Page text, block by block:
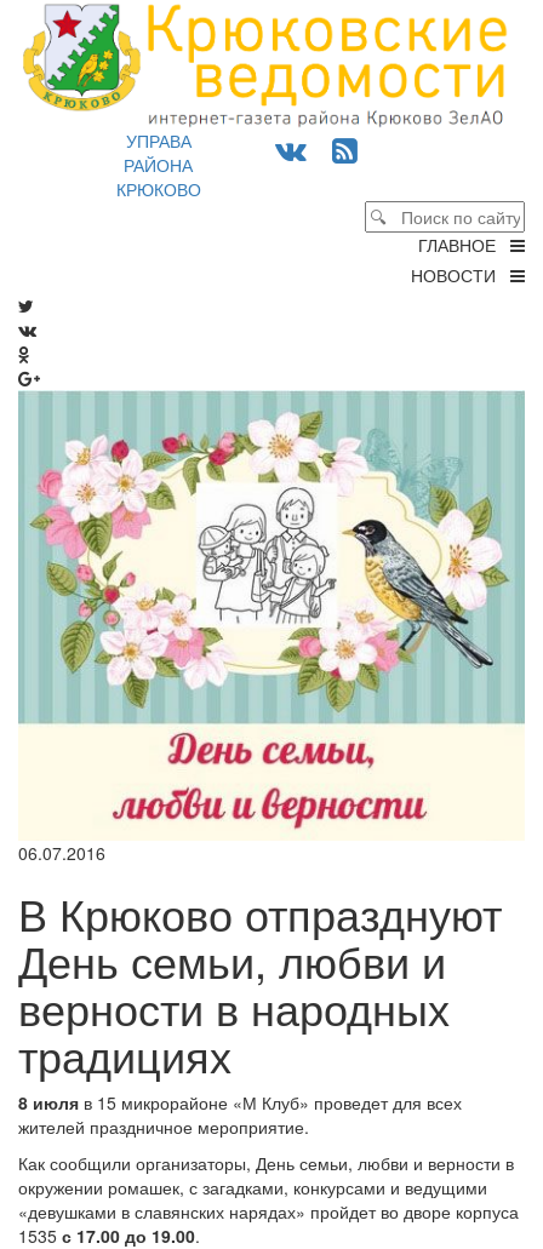
УПРАВА
РАЙОНА
КРЮКОВО
ГЛАВНОЕ
НОВОСТИ
06.07.2016
В Крюково отпразднуют
День семьи, любви и
верности в народных
традициях
8 июля в 15 микрорайоне «М Клуб» проведет для всех
жителей праздничное мероприятие.
Как сообщили организаторы, День семьи, любви и верности в
окружении ромашек, с загадками, конкурсами и ведущими
«девушками в славянских нарядах» пройдет во дворе корпуса
1535 с 17.00 до 19.00.